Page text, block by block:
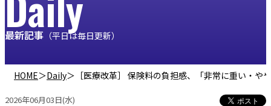
最新記事 （平日は毎日更新）
HOME＞Daily＞ ［医療改革］ 保険料の負担感、「非常に重い・
2026年06月03日(水)